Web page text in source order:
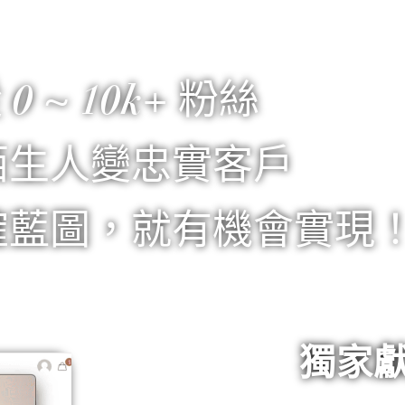
0 ~10k+ 粉絲
人變忠實客戶
圖，就有機會實現
獨家